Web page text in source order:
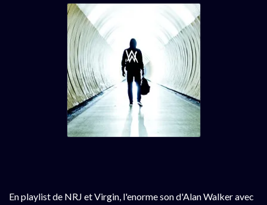
En playlist de NRJ et Virgin, l'enorme son d'Alan Walker avec